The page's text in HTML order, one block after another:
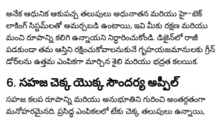
అనేక ఆధునిక ఆకుపచ్చ తలుపులు అధునాతన మరియు హై-టెక్
లాకింగ్ సిస్టమ్‌లతో అమర్చబడి ఉంటాయి, ఇవి మీకు రక్షణ మరియు
మంచి రూపాన్ని కలిగి ఉన్నాయని నిర్ధారించుకోండి. డిజైన్‌లో రాజీ
పడకుండా తమ ఆస్తిని రక్షించుకోవాలనుకునే గృహయజమానులకు గ్రీన్
డోర్‌లను ఉత్తమ ఎంపికగా మార్చిన శైలి మరియు భద్రత కలయిక.
6. సహజ చెక్క యొక్క సౌందర్య అప్పీల్
సహజ కలప రూపాన్ని మరియు అనుభూతిని గురించి అంతర్గతంగా
మనోహరమైనది. ప్రసిద్ధ ఎంపికలలో టేకు చెక్క తలుపులు ఉన్నాయి,